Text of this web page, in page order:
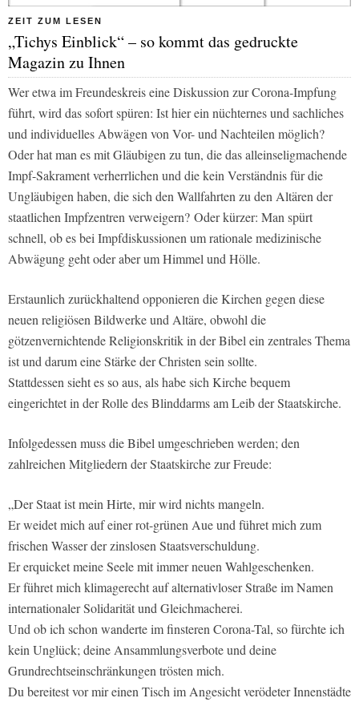
ZEIT ZUM LESEN
„Tichys Einblick“ – so kommt das gedruckte
Magazin zu Ihnen
Wer etwa im Freundeskreis eine Diskussion zur Corona-Impfung
führt, wird das sofort spüren: Ist hier ein nüchternes und sachliches
und individuelles Abwägen von Vor- und Nachteilen möglich?
Oder hat man es mit Gläubigen zu tun, die das alleinseligmachende
Impf-Sakrament verherrlichen und die kein Verständnis für die
Ungläubigen haben, die sich den Wallfahrten zu den Altären der
staatlichen Impfzentren verweigern? Oder kürzer: Man spürt
schnell, ob es bei Impfdiskussionen um rationale medizinische
Abwägung geht oder aber um Himmel und Hölle.
Erstaunlich zurückhaltend opponieren die Kirchen gegen diese
neuen religiösen Bildwerke und Altäre, obwohl die
götzenvernichtende Religionskritik in der Bibel ein zentrales Thema
ist und darum eine Stärke der Christen sein sollte.
Stattdessen sieht es so aus, als habe sich Kirche bequem
eingerichtet in der Rolle des Blinddarms am Leib der Staatskirche.
Infolgedessen muss die Bibel umgeschrieben werden; den
zahlreichen Mitgliedern der Staatskirche zur Freude:
„Der Staat ist mein Hirte, mir wird nichts mangeln.
Er weidet mich auf einer rot-grünen Aue und führet mich zum
frischen Wasser der zinslosen Staatsverschuldung.
Er erquicket meine Seele mit immer neuen Wahlgeschenken.
Er führet mich klimagerecht auf alternativloser Straße im Namen
internationaler Solidarität und Gleichmacherei.
Und ob ich schon wanderte im finsteren Corona-Tal, so fürchte ich
kein Unglück; deine Ansammlungsverbote und deine
Grundrechtseinschränkungen trösten mich.
Du bereitest vor mir einen Tisch im Angesicht verödeter Innenstädte